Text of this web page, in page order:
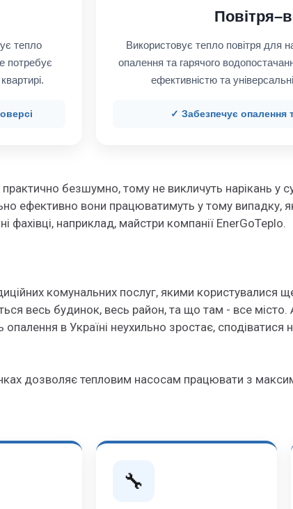
тепло
потребує
Використовує тепло повітря для
опалення та гарячого
ефективністю та
✓ Забезпечує опалення
безшумно, тому не викличуть нарікань у
ефективно вони працюватимуть у тому випадку,
фахівці, наприклад, майстри компанії EnerGoTeplo.
комунальних послуг, якими користувалися
весь будинок, весь район, та що там - все
в Україні неухильно зростає,
дозволяє тепловим насосам працювати з
🔧